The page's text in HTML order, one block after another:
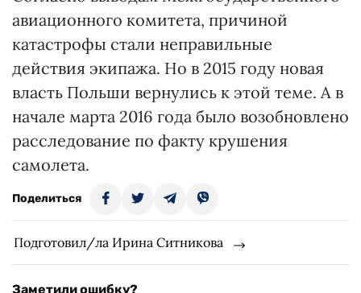
авиационного комитета, причиной
катастрофы стали неправильные
действия экипажа. Но в 2015 году новая
власть Польши вернулись к этой теме. А в
начале марта 2016 года было возобновлено
расследование по факту крушения
самолета.
Поделиться
Подготовил/ла Ирина Ситникова
Заметили ошибку?